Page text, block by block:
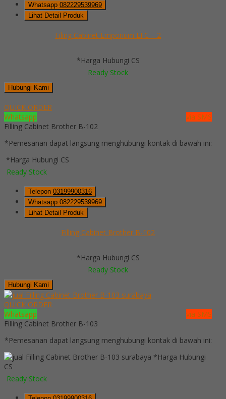
Whatsapp 082229539969
Lihat Detail Produk
Filing Cabinet Emporium EFC – 2
*Harga Hubungi CS
Ready Stock
Hubungi Kami
QUICK ORDER
Whatsapp
via SMS
Filling Cabinet Brother B-102
*Pemesanan dapat langsung menghubungi kontak di bawah ini:
*Harga Hubungi CS
Ready Stock
Telepon 03199900316
Whatsapp 082229539969
Lihat Detail Produk
Filling Cabinet Brother B-102
*Harga Hubungi CS
Ready Stock
Hubungi Kami
QUICK ORDER
Whatsapp
via SMS
Filling Cabinet Brother B-103
*Pemesanan dapat langsung menghubungi kontak di bawah ini:
*Harga Hubungi
CS
Ready Stock